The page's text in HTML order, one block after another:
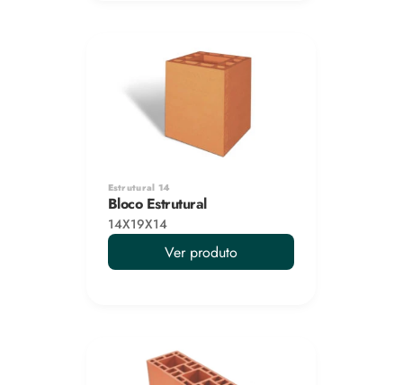
Estrutural 14
Bloco Estrutural
14X19X14
Ver produto